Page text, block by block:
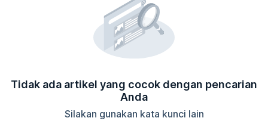
Tidak ada artikel yang cocok dengan pencarian
Anda
Silakan gunakan kata kunci lain